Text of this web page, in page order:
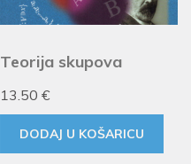
Teorija skupova
13.50€
DODAJ U KOŠARICU